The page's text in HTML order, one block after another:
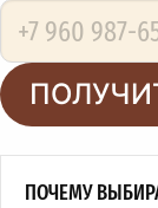
ПОЧЕМУ